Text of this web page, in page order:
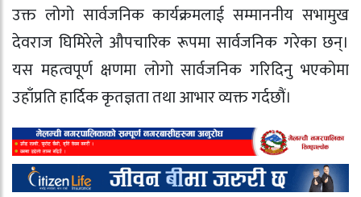
उक्त लोगो सार्वजनिक कार्यक्रमलाई सम्माननीय सभामुख
देवराज घिमिरेले औपचारिक रूपमा सार्वजनिक गरेका छन्।
यस महत्वपूर्ण क्षणमा लोगो सार्वजनिक गरिदिनु भएकोमा
उहाँप्रति हार्दिक कृतज्ञता तथा आभार व्यक्त गर्दछौं।